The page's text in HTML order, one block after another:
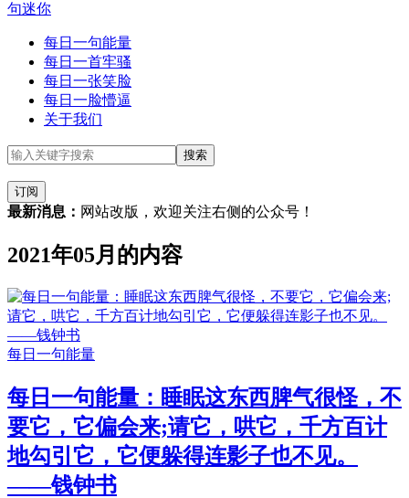
句迷你
每日一句能量
每日一首牢骚
每日一张笑脸
每日一脸懵逼
关于我们
订阅
最新消息： 网站改版，欢迎关注右侧的公众号！
2021年05月的内容
每日一句能量
每日一句能量：睡眠这东西脾气很怪，不
要它，它偏会来;请它，哄它，千方百计
地勾引它，它便躲得连影子也不见。
——钱钟书